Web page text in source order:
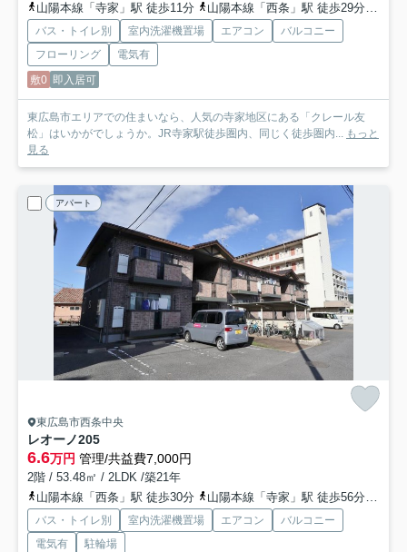
山陽本線「寺家」駅 徒歩11分
山陽本線「西条」駅 徒歩29分
バス・トイレ別 室内洗濯機置場 エアコン
バルコニー
フローリング
電気有
敷0 即入居可
東広島市エリアでの住まいなら、人気の寺家地区にある「クレール友
松」はいかがでしょうか。JR寺家駅徒歩圏内、同じく徒歩圏内... もっと
見る
アパート
東広島市西条中央
レオーノ205
6.6万円 管理/共益費7,000円
2階 / 53.48㎡ / 2LDK /築21年
山陽本線「西条」駅 徒歩30分
山陽本線「寺家」駅 徒歩56分
バス・トイレ別 室内洗濯機置場 エアコン
バルコニー
電気有
駐輪場